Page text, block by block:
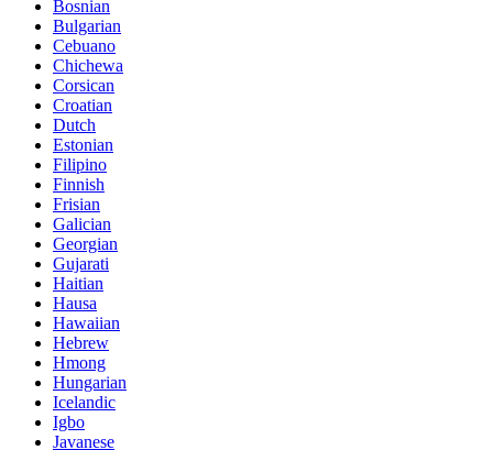
Bosnian
Bulgarian
Cebuano
Chichewa
Corsican
Croatian
Dutch
Estonian
Filipino
Finnish
Frisian
Galician
Georgian
Gujarati
Haitian
Hausa
Hawaiian
Hebrew
Hmong
Hungarian
Icelandic
Igbo
Javanese